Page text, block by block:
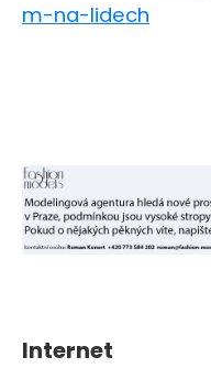
m-na-lidech
Internet